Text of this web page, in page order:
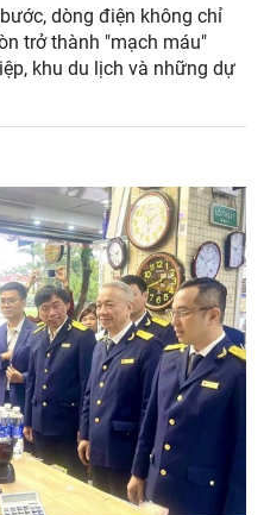
dòng điện không chỉ
trở thành "mạch máu"
khu du lịch và những dự